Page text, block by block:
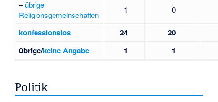
–übrige
Religionsgemeinschaften
1 0
konfessionslos 24
20
übrige/keine Angabe 1 1
Politik